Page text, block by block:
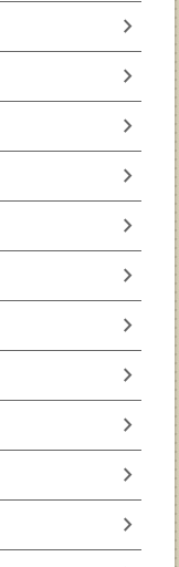
chevron_right
chevron_right
chevron_right
chevron_right
chevron_right
chevron_right
chevron_right
chevron_right
chevron_right
chevron_right
chevron_right